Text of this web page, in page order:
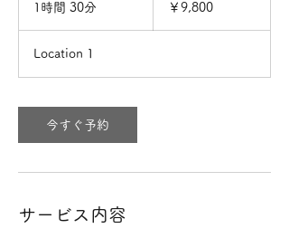
1時間 30分
分
￥9,800
Location 1
今すぐ予約
サービス内容